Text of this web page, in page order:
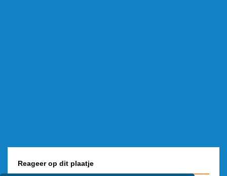
Reageer op dit plaatje